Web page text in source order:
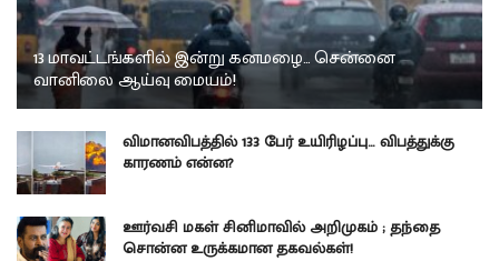
13 மாவட்டங்களில் இன்று கனமழை… சென்னை
வானிலை ஆய்வு மையம்!
விமானவிபத்தில் 133 பேர் உயிரிழப்பு… விபத்துக்கு
காரணம் என்ன?
ஊர்வசி மகள் சினிமாவில் அறிமுகம் ; தந்தை
சொன்ன உருக்கமான தகவல்கள்!